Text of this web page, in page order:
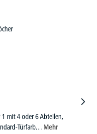
1 mit 4 oder 6 Abteilen,
Türfarb… Mehr